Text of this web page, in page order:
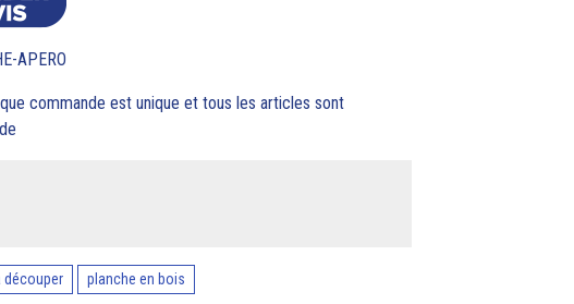
APERO
commande est unique et tous les articles sont
découper planche en bois